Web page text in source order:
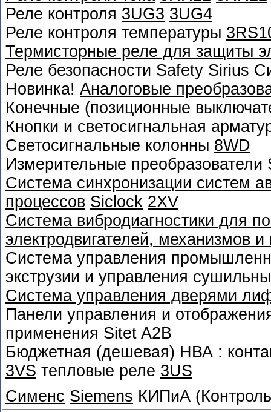
Реле контроля 3UG3 3UG4
Реле контроля температуры
Термисторные реле для защиты
Реле безопасности Safety Sirius
Новинка! Аналоговые
Конечные (позиционные
Кнопки и светосигнальная
Светосигнальные колонны 8WD
Измерительные преобразователи
Система синхронизации систем
процессов Siclock 2XV
Система вибродиагностики для
электродвигателей, механизмов
Система управления
экструзии и управления
Система управления дверями
Панели управления и
применения Sitet A2B
Бюджетная (дешевая) НВА :
3VS тепловые реле 3US
Сименс Siemens КИПиА